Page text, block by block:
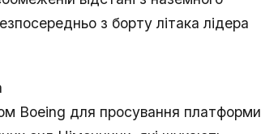
з борту літака лідера
Boeing для просування платформи